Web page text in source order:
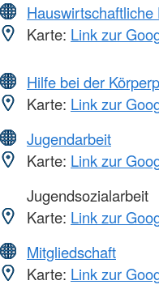
Hauswirtschaftliche
Karte: Link zur
Hilfe bei der
Karte: Link zur
Jugendarbeit
Karte: Link zur
Jugendsozialarbeit
Karte: Link zur
Mitgliedschaft
Karte: Link zur